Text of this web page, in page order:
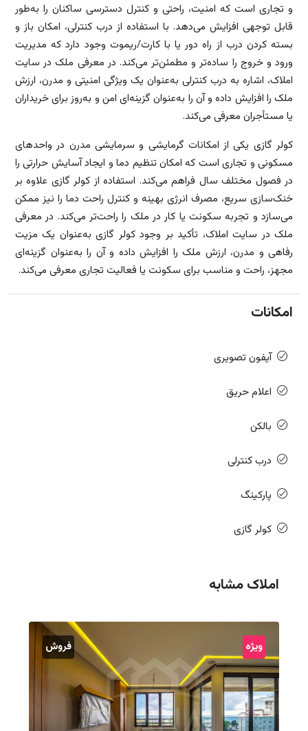
و تجاری است که امنیت، راحتی و کنترل دسترسی ساکنان را به‌طور
قابل توجهی افزایش می‌دهد. با استفاده از درب کنترلی، امکان باز و
بسته کردن درب از راه دور یا با کارت/ریموت وجود دارد که مدیریت
ورود و خروج را ساده‌تر و مطمئن‌تر می‌کند. در معرفی ملک در سایت
املاک، اشاره به درب کنترلی به‌عنوان یک ویژگی امنیتی و مدرن، ارزش
ملک را افزایش داده و آن را به‌عنوان گزینه‌ای امن و به‌روز برای خریداران
یا مستأجران معرفی می‌کند.
کولر گازی یکی از امکانات گرمایشی و سرمایشی مدرن در واحدهای
مسکونی و تجاری است که امکان تنظیم دما و ایجاد آسایش حرارتی را
در فصول مختلف سال فراهم می‌کند. استفاده از کولر گازی علاوه بر
خنک‌سازی سریع، مصرف انرژی بهینه و کنترل راحت دما را نیز ممکن
می‌سازد و تجربه سکونت یا کار در ملک را راحت‌تر می‌کند. در معرفی
ملک در سایت املاک، تأکید بر وجود کولر گازی به‌عنوان یک مزیت
رفاهی و مدرن، ارزش ملک را افزایش داده و آن را به‌عنوان گزینه‌ای
مجهز، راحت و مناسب برای سکونت یا فعالیت تجاری معرفی می‌کند.
امکانات
آیفون تصویری
اعلام حریق
بالکن
درب کنترلی
پارکینگ
کولر گازی
املاک مشابه
ویژه فروش